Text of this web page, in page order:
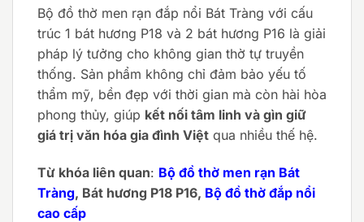
Bộ đồ thờ men rạn đắp nổi Bát Tràng với cấu
trúc 1 bát hương P18 và 2 bát hương P16 là giải
pháp lý tưởng cho không gian thờ tự truyền
thống. Sản phẩm không chỉ đảm bảo yếu tố
thẩm mỹ, bền đẹp với thời gian mà còn hài hòa
phong thủy, giúp kết nối tâm linh và gìn giữ
giá trị văn hóa gia đình Việt qua nhiều thế hệ.
Từ khóa liên quan: Bộ đồ thờ men rạn Bát
Tràng, Bát hương P18 P16, Bộ đồ thờ đắp nổi
cao cấp